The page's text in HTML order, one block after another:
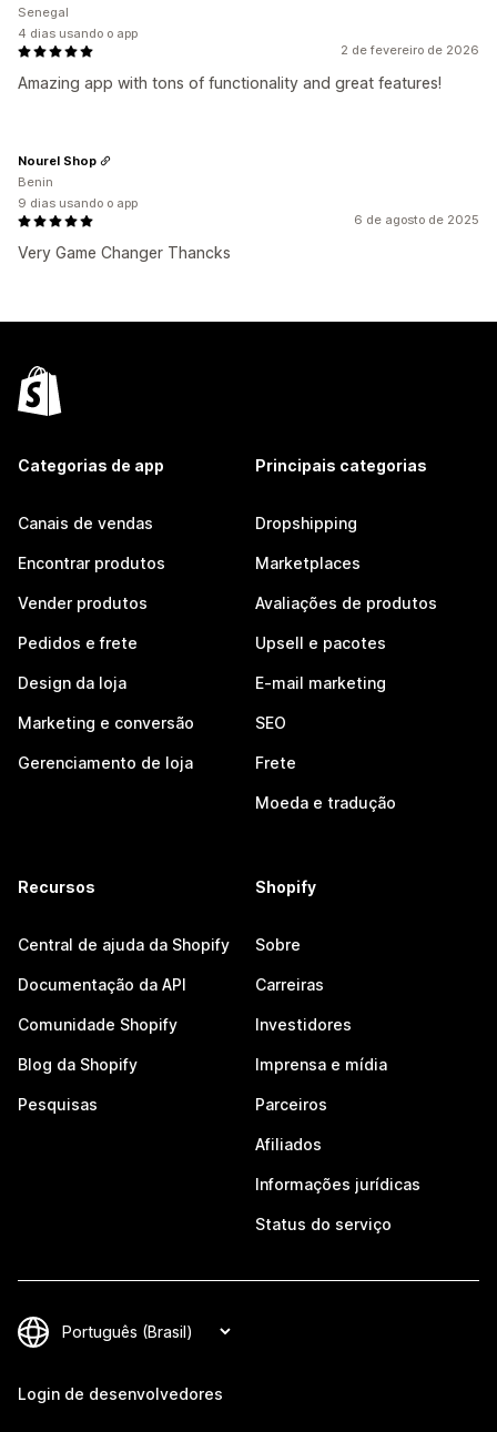
2 de fevereiro de 2026
Amazing app with tons of functionality and great features!
Senegal
4 dias usando o app
6 de agosto de 2025
Very Game Changer Thancks
Nourel Shop
Benin
9 dias usando o app
Categorias de app
Canais de vendas
Encontrar produtos
Vender produtos
Pedidos e frete
Design da loja
Marketing e conversão
Gerenciamento de loja
Principais categorias
Dropshipping
Marketplaces
Avaliações de produtos
Upsell e pacotes
E-mail marketing
SEO
Frete
Moeda e tradução
Recursos
Central de ajuda da Shopify
Documentação da API
Comunidade Shopify
Blog da Shopify
Pesquisas
Shopify
Sobre
Carreiras
Investidores
Imprensa e mídia
Parceiros
Afiliados
Informações jurídicas
Status do serviço
Login de desenvolvedores